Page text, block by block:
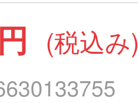
(税込み)